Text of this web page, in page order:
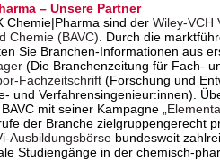
– Unsere Partner
Chemie|Pharma sind der Wiley-VCH
Chemie (BAVC). Durch die
Sie Branchen-Informationen aus
(Die Branchenzeitung für Fach-
Fachzeitschrift (Forschung und
und Verfahrensingenieur:innen).
mit seiner Kampagne
der Branche zielgruppengerecht
Ausbildungsbörse bundesweit
Studiengänge in der chemisch-